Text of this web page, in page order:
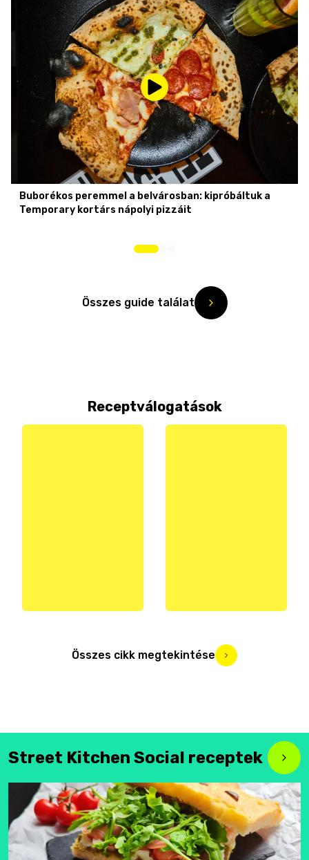
Buborékos peremmel a belvárosban: kipróbáltuk a
Temporary kortárs nápolyi pizzáit
Összes guide találat
Receptválogatások
Összes cikk megtekintése
Street Kitchen Social receptek